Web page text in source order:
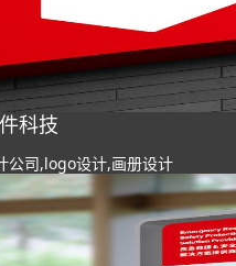
科技
公司,logo设计,画册设计